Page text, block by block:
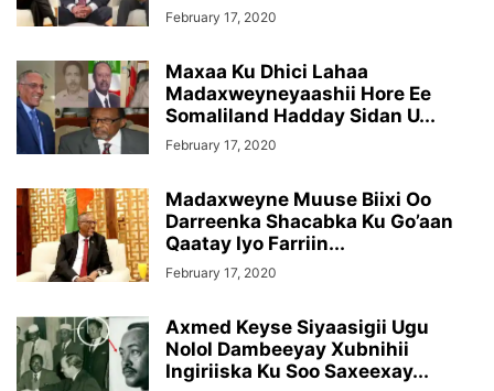
February 17, 2020
Maxaa Ku Dhici Lahaa
Madaxweyneyaashii Hore Ee
Somaliland Hadday Sidan U...
February 17, 2020
Madaxweyne Muuse Biixi Oo
Darreenka Shacabka Ku Go’aan
Qaatay Iyo Farriin...
February 17, 2020
Axmed Keyse Siyaasigii Ugu
Nolol Dambeeyay Xubnihii
Ingiriiska Ku Soo Saxeexay...